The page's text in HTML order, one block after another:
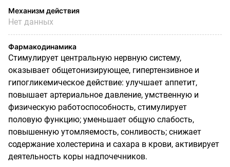
Механизм действия
Нет данных
Фармакодинамика
Стимулирует центральную нервную систему,
оказывает общетонизирующее, гипертензивное и
гипогликемическое действие: улучшает аппетит,
повышает артериальное давление, умственную и
физическую работоспособность, стимулирует
половую функцию; уменьшает общую слабость,
повышенную утомляемость, сонливость; снижает
содержание холестерина и сахара в крови, активирует
деятельность коры надпочечников.